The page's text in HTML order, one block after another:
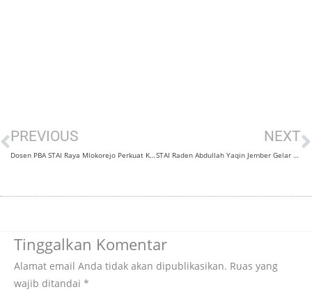
Prev
PREVIOUS
Dosen PBA STAI Raya Mlokorejo Perkuat Kompetensi Hadapi Transformasi Pendidikan ModernJEMBER
NEXT
STAI Raden Abdullah Yaqin Jember Gelar Workshop Penulisan Artikel Ilmiah Pendidikan Bahasa Arab Bereputasi
Tinggalkan Komentar
Alamat email Anda tidak akan dipublikasikan. Ruas yang
wajib ditandai *